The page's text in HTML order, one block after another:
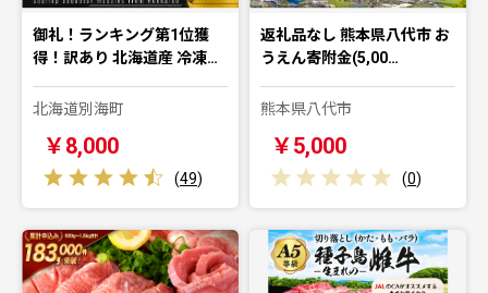
御礼！ランキング第1位獲
得！訳あり 北海道産 冷凍…
北海道別海町
￥8,000
(49)
返礼品なし 熊本県八代市 お
うえん寄附金(5,00…
熊本県八代市
￥5,000
(0)